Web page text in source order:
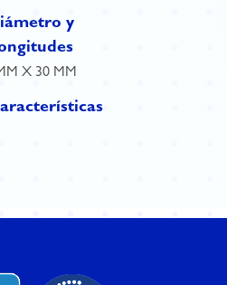
y
X 30 MM